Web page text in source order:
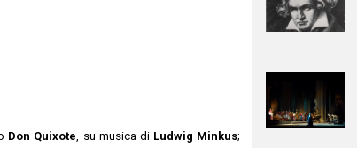
Don Quixote, su musica diLudwig Minkus;